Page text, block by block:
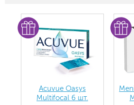
Acuvue Oasys
Multifocal 6 шт.